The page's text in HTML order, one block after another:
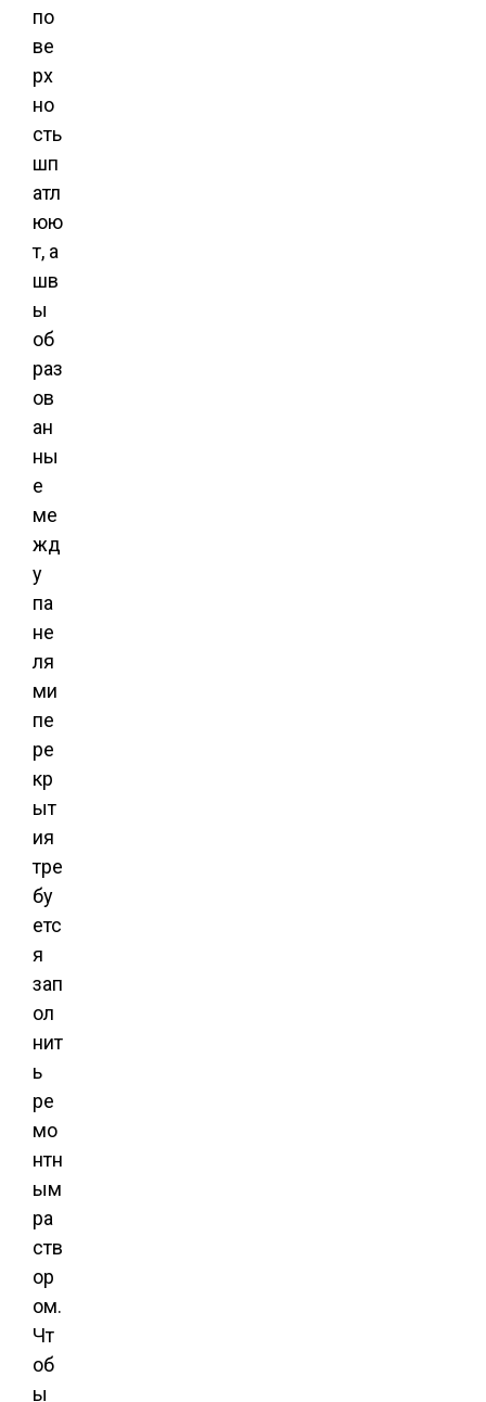
по
ве
рх
но
сть
шп
атл
юю
т, а
шв
ы
об
раз
ов
ан
ны
е
ме
жд
у
па
не
ля
ми
пе
ре
кр
ыт
ия
тре
бу
етс
я
зап
ол
нит
ь
ре
мо
нтн
ым
ра
ств
ор
ом.
Чт
об
ы